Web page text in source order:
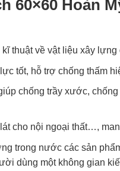
60×60 Hoàn
thuật về vật liệu xây lựng
tốt, hỗ trợ chống thấm
chống trầy xước,
cho nội ngoại thất…,
trong nước các sản
dùng một không gian